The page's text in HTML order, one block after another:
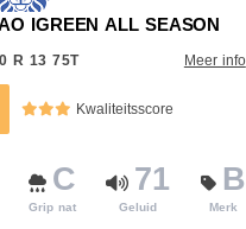
IGREEN ALL SEASON
R 13 75T Meer info
Kwaliteitsscore
C
Grip nat
71
Geluid
B
Merk